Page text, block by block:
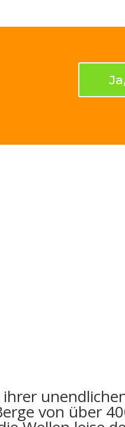
von über